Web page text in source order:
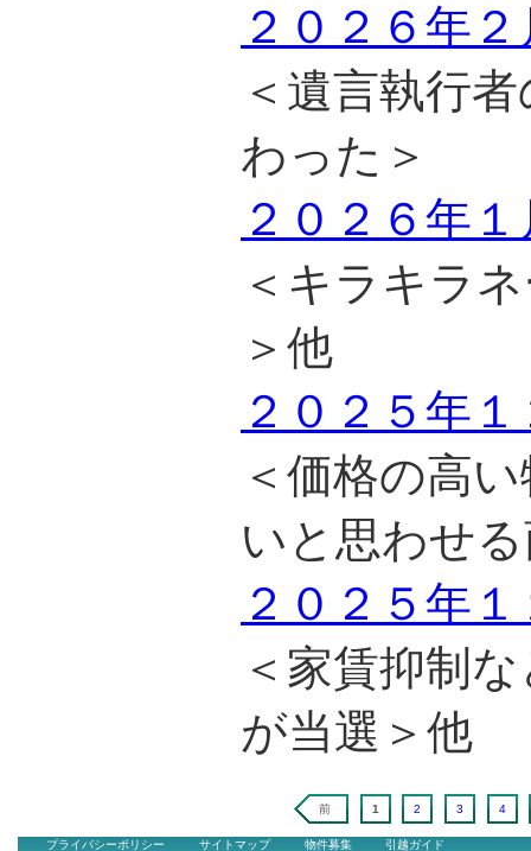
２０２６年
＜遺言執行
わった＞
２０２６年
＜キラキラ
＞他
２０２５年
＜価格の高
いと思わせ
２０２５年
＜家賃抑制
が当選＞他
前 1 2 3 4
プライバシーポリシー サイトマップ 物件募集 引越ガイド